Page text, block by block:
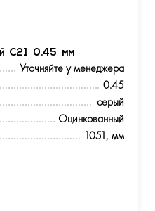
С21 0.45 мм
Уточняйте у менеджера
0.45
серый
Оцинкованный
1051, мм